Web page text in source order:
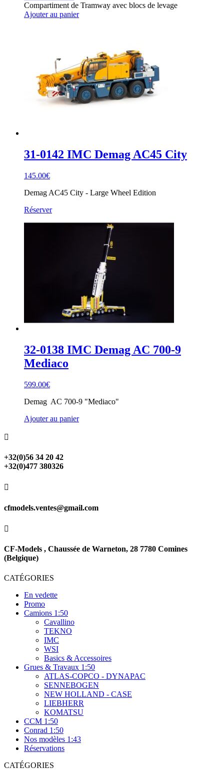
prix
initial
prix
actuel
Compartiment de Tramway avec blocs de levage
Ajouter au panier
31-0142 IMC Demag AC45 City
145.00€
Demag AC45 City - Large Wheel Edition
Réserver
32-0138 IMC Demag AC 700-9
Mediaco
599.00€
Demag AC 700-9 "Mediaco"
Ajouter au panier

+32(0)56 34 20 42
+32(0)477 380326

cfmodels.ventes@gmail.com

CF-Models , Chaussée de Warneton, 28 7780 Comines
(Belgique)
CATÉGORIES
En vedette
Promo
Camions 1:50
Cavallino
TEKNO
IMC
WSI
Basics & Accessoires
Grues & Travaux 1:50
ATLAS-COPCO - DYNAPAC
SENNEBOGEN
NEW HOLLAND - CASE
LIEBHERR
KOMATSU
CCM 1:50
Conrad 1:50
Nos modèles 1:43
Réservations
CATÉGORIES